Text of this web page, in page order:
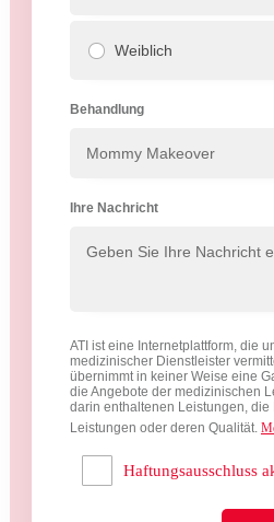
Weiblich
Behandlung
Ihre Nachricht
ATI ist eine Internetplattform, die
medizinischer Dienstleister
übernimmt in keiner Weise eine
die Angebote der medizinischen
darin enthaltenen Leistungen,
Leistungen oder deren Qualität.
Haftungsausschluss